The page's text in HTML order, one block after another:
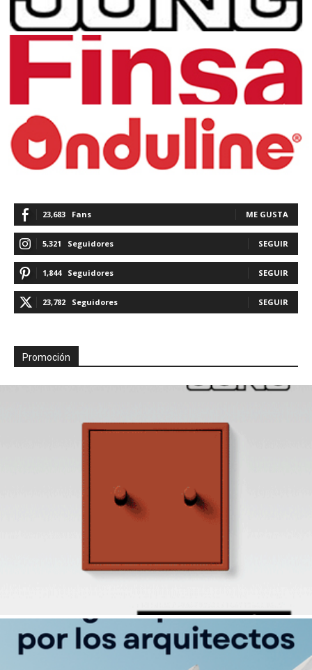
23,683 Fans ME GUSTA
5,321 Seguidores SEGUIR
1,844 Seguidores SEGUIR
23,782 Seguidores SEGUIR
Promoción